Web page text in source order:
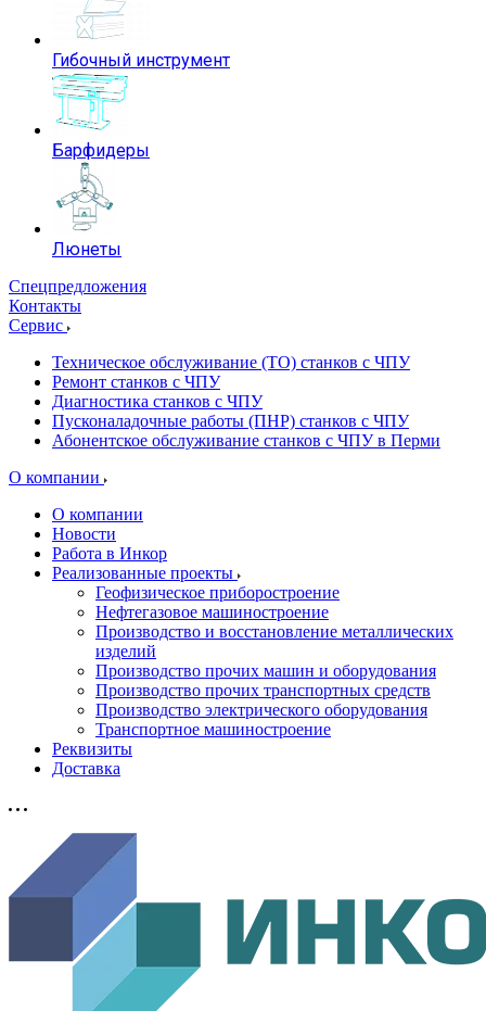
Гибочный инструмент
Барфидеры
Люнеты
Спецпредложения
Контакты
Сервис
Техническое обслуживание (ТО) станков с ЧПУ
Ремонт станков с ЧПУ
Диагностика станков с ЧПУ
Пусконаладочные работы (ПНР) станков с ЧПУ
Абонентское обслуживание станков с ЧПУ в Перми
О компании
О компании
Новости
Работа в Инкор
Реализованные проекты
Геофизическое приборостроение
Нефтегазовое машиностроение
Производство и восстановление металлических
изделий
Производство прочих машин и оборудования
Производство прочих транспортных средств
Производство электрического оборудования
Транспортное машиностроение
Реквизиты
Доставка